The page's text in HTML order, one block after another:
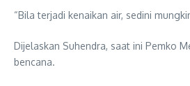
“Bila terjadi kenaikan air, sedini
Dijelaskan Suhendra, saat ini Pemko
bencana.